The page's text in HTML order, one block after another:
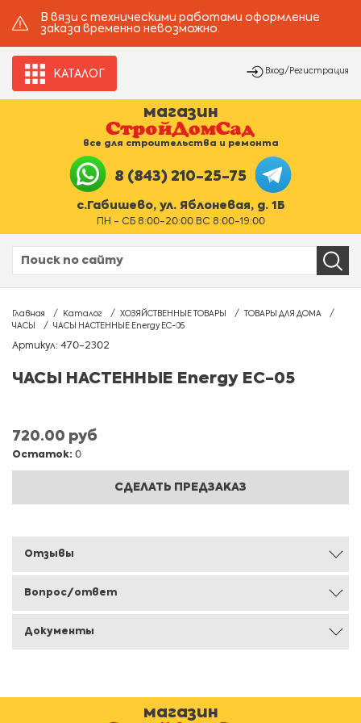
В вязи с техническими работами оформление
заказа временно невозможно.
КАТАЛОГ Вход/Регистрация
магазин
все для строительства и ремонта
8 (843) 210-25-75
с.Габишево, ул. Яблоневая, д. 1Б
ПН - СБ 8:00-20:00 ВС 8:00-19:00
Главная Каталог ХОЗЯЙСТВЕННЫЕ ТОВАРЫ
ТОВАРЫ ДЛЯ ДОМА
ЧАСЫ
ЧАСЫ НАСТЕННЫЕ Energy EC-05
Артикул: 470-2302
ЧАСЫ НАСТЕННЫЕ Energy EC-05
720.00 руб
Остаток: 0
СДЕЛАТЬ ПРЕДЗАКАЗ
Отзывы
Вопрос/ответ
Документы
магазин